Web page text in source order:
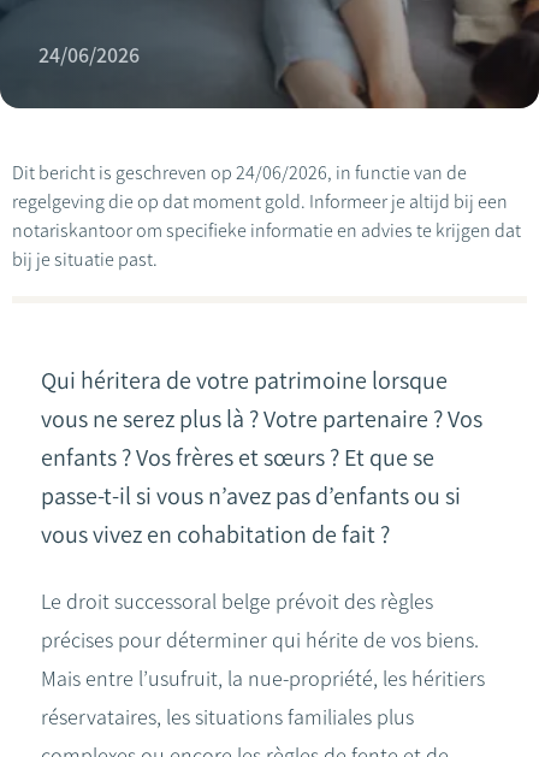
24/06/2026
Dit bericht is geschreven op 24/06/2026, in functie van de
regelgeving die op dat moment gold. Informeer je altijd bij een
notariskantoor om specifieke informatie en advies te krijgen dat
bij je situatie past.
Qui héritera de votre patrimoine lorsque
vous ne serez plus là ? Votre partenaire ? Vos
enfants ? Vos frères et sœurs ? Et que se
passe-t-il si vous n’avez pas d’enfants ou si
vous vivez en cohabitation de fait ?
Le droit successoral belge prévoit des règles
précises pour déterminer qui hérite de vos biens.
Mais entre l’usufruit, la nue-propriété, les héritiers
réservataires, les situations familiales plus